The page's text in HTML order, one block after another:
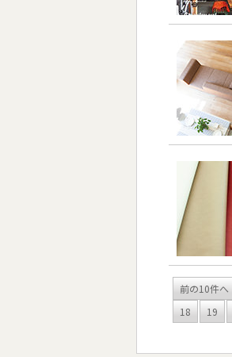
前の10件へ
18
19